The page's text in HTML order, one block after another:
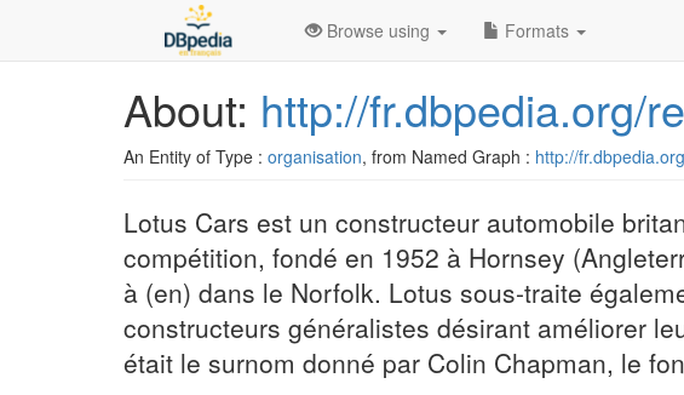
Browse using Formats
About: http://fr.dbpedia.org/
An Entity of Type : organisation, from Named Graph : http://fr.dbpedia.org
Lotus Cars est un constructeur automobile
compétition, fondé en 1952 à Hornsey
à (en) dans le Norfolk. Lotus sous-traite
constructeurs généralistes désirant améliorer
était le surnom donné par Colin Chapman, le